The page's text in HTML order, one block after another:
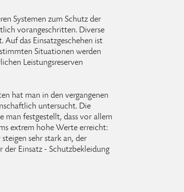
Systemen zum Schutz der
vorangeschritten. Diverse
das Einsatzgeschehen ist
Situationen werden
Leistungsreserven
hat man in den vergangenen
untersucht. Die
man festgestellt, dass vor allem
extrem hohe Werte erreicht:
sehr stark an, der
der Einsatz - Schutzbekleidung